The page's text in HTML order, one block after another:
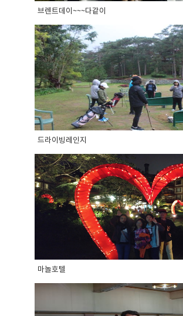
브렌트데이~~~다같이
드라이빙레인지
마놀호텔